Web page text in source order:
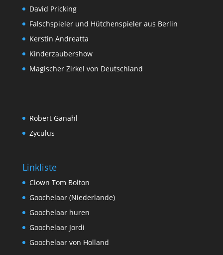
David Pricking
Falschspieler und Hütchenspieler aus Berlin
Kerstin Andreatta
Kinderzaubershow
Magischer Zirkel von Deutschland
Robert Ganahl
Zyculus
Linkliste
Clown Tom Bolton
Goochelaar (Niederlande)
Goochelaar huren
Goochelaar Jordi
Goochelaar von Holland